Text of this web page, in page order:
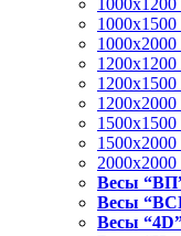
Весы
Весы
Весы